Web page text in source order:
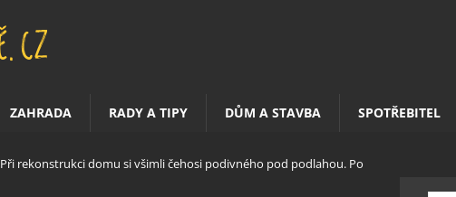
ZAHRADA RADY A TIPY DŮM A STAVBA SPOTŘEBITEL
Při rekonstrukci domu si všimli čehosi podivného pod podlahou. Po